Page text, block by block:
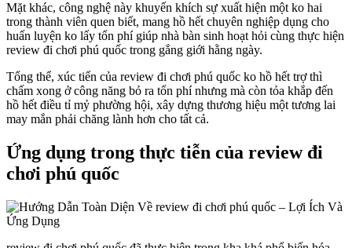
Mặt khác, công nghệ này khuyến khích sự xuất hiện một ko hai
trong thành viên quen biết, mang hồ hết chuyên nghiệp dụng cho
huấn luyện ko lấy tổn phí giúp nhà bàn sinh hoạt hỏi cùng thực hiện
review đi chơi phú quốc trong gắng giới hằng ngày.
Tổng thể, xúc tiến của review đi chơi phú quốc ko hồ hết trợ thì
chấm xong ở công năng bỏ ra tổn phí nhưng mà còn tỏa khắp đến
hồ hết điều tỉ mỷ phường hội, xây dựng thương hiệu một tương lai
may mắn phải chăng lành hơn cho tất cả.
Ứng dụng trong thực tiễn của review đi
chơi phú quốc